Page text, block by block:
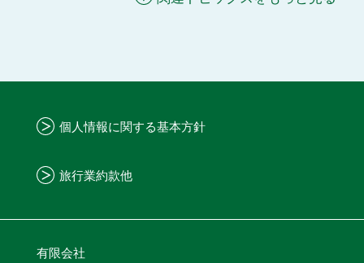
個人情報に関する基本方針
旅行業約款他
有限会社